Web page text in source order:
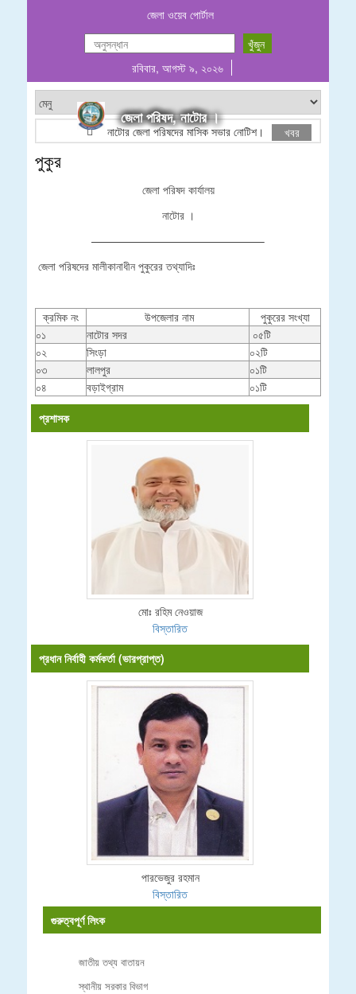
জেলা ওয়েব পোর্টাল
রবিবার, আগস্ট ৯, ২০২৬
জেলা পরিষদ, নাটোর ।
নাটোর জেলা পরিষদের মাসিক সভার নোটিশ। খবর
পুকুর
জেলা পরিষদ কার্যালয়
নাটোর ।
———————————————–
জেলা পরিষদের মালীকানাধীন পুকুরের তথ্যাদিঃ
ক্রমিক নং উপজেলার নাম
পুকুরের সংখ্যা
০১
নাটোর সদর
০৫টি
০২
সিংড়া
০২টি
০৩
লালপুর
০১টি
০৪
বড়াইগ্রাম
০১টি
প্রশাসক
মোঃ রহিম নেওয়াজ
বিস্তারিত
প্রধান নির্বাহী কর্মকর্তা (ভারপ্রাপ্ত)
পারভেজুর রহমান
বিস্তারিত
গুরুত্বপূর্ণ লিংক
জাতীয় তথ্য বাতায়ন
স্থানীয় সরকার বিভাগ